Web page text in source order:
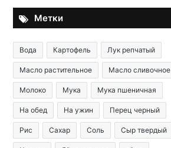
Метки
Вода Картофель Лук репчатый
Масло растительное Масло сливочное
Молоко Мука Мука пшеничная
На обед На ужин Перец черный
Рис Сахар Соль Сыр твердый